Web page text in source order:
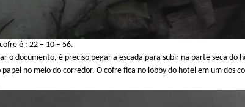
é : 22 – 10 – 56.
o documento, é preciso pegar a escada para subir na parte seca
no meio do corredor. O cofre fica no lobby do hotel em um dos